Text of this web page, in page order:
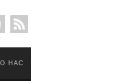
О НАС